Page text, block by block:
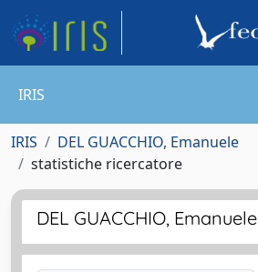
IRIS
IRIS
DEL GUACCHIO, Emanuele
statistiche ricercatore
DEL GUACCHIO, Emanuele